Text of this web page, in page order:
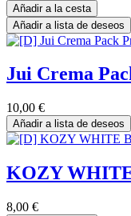
Añadir a la cesta
Añadir a lista de deseos
Jui Crema
10,00 €
Añadir a lista de deseos
KOZY
8,00 €